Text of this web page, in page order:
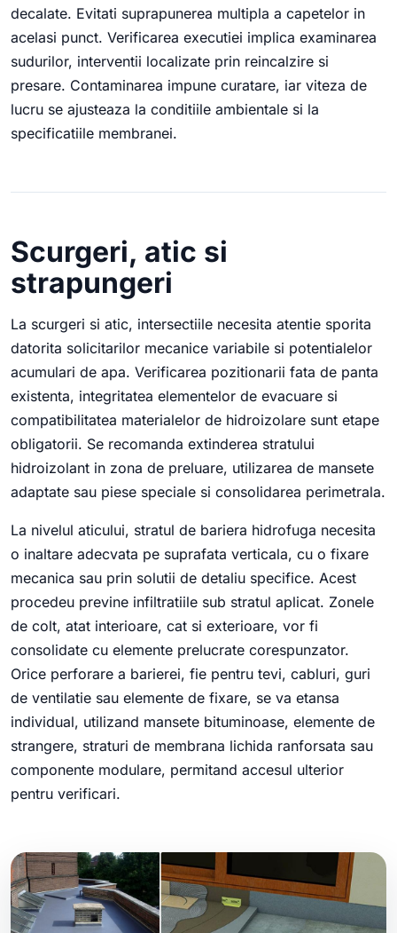
decalate. Evitati suprapunerea multipla a capetelor in
acelasi punct. Verificarea executiei implica examinarea
sudurilor, interventii localizate prin reincalzire si
presare. Contaminarea impune curatare, iar viteza de
lucru se ajusteaza la conditiile ambientale si la
specificatiile membranei.
Scurgeri, atic si
strapungeri
La scurgeri si atic, intersectiile necesita atentie sporita
datorita solicitarilor mecanice variabile si potentialelor
acumulari de apa. Verificarea pozitionarii fata de panta
existenta, integritatea elementelor de evacuare si
compatibilitatea materialelor de hidroizolare sunt etape
obligatorii. Se recomanda extinderea stratului
hidroizolant in zona de preluare, utilizarea de mansete
adaptate sau piese speciale si consolidarea perimetrala.
La nivelul aticului, stratul de bariera hidrofuga necesita
o inaltare adecvata pe suprafata verticala, cu o fixare
mecanica sau prin solutii de detaliu specifice. Acest
procedeu previne infiltratiile sub stratul aplicat. Zonele
de colt, atat interioare, cat si exterioare, vor fi
consolidate cu elemente prelucrate corespunzator.
Orice perforare a barierei, fie pentru tevi, cabluri, guri
de ventilatie sau elemente de fixare, se va etansa
individual, utilizand mansete bituminoase, elemente de
strangere, straturi de membrana lichida ranforsata sau
componente modulare, permitand accesul ulterior
pentru verificari.